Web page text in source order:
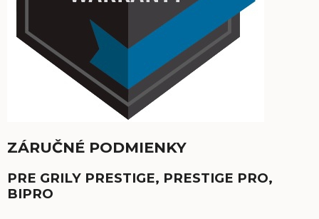
ZÁRUČNÉ PODMIENKY
PRE GRILY PRESTIGE, PRESTIGE PRO,
BIPRO